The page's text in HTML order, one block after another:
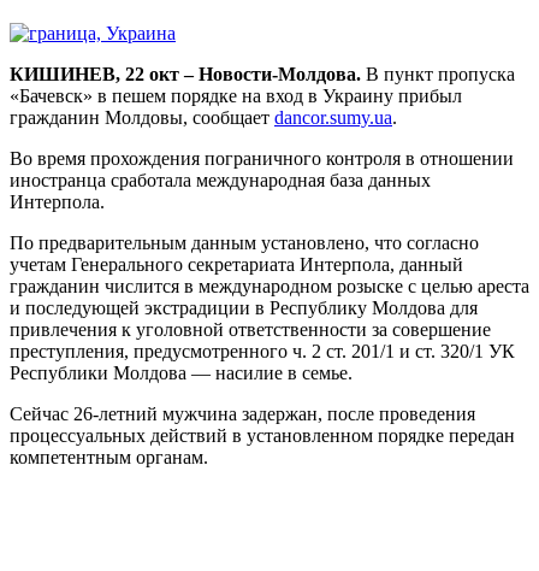
КИШИНЕВ, 22 окт – Новости-Молдова. В пункт пропуска
«Бачевск» в пешем порядке на вход в Украину прибыл
гражданин Молдовы, сообщает dancor.sumy.ua.
Во время прохождения пограничного контроля в отношении
иностранца сработала международная база данных
Интерпола.
По предварительным данным установлено, что согласно
учетам Генерального секретариата Интерпола, данный
гражданин числится в международном розыске с целью ареста
и последующей экстрадиции в Республику Молдова для
привлечения к уголовной ответственности за совершение
преступления, предусмотренного ч. 2 ст. 201/1 и ст. 320/1 УК
Республики Молдова — насилие в семье.
Сейчас 26-летний мужчина задержан, после проведения
процессуальных действий в установленном порядке передан
компетентным органам.